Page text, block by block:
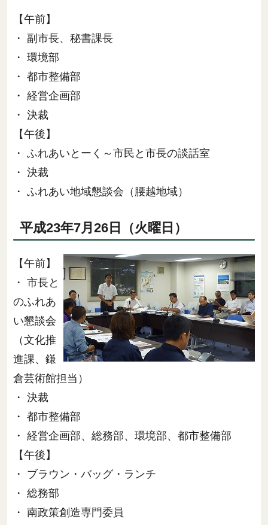
【午前】
・ 副市長、秘書課長
・ 環境部
・ 都市整備部
・ 経営企画部
・ 決裁
【午後】
・ ふれあいとーく～市民と市長の談話室
・ 決裁
・ ふれあい地域懇談会（腰越地域）
平成23年7月26日（火曜日）
【午前】
・ 市長と
のふれあ
い懇談会
（文化推
進課、鎌
倉芸術館担当）
・ 決裁
・ 都市整備部
・ 経営企画部、総務部、環境部、都市整備部
【午後】
・ ブラウン・バッグ・ランチ
・ 総務部
・ 南政策創造専門委員